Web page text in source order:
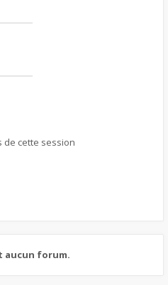
de cette session
aucun forum.